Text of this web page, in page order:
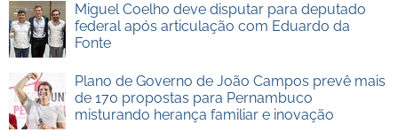
Miguel Coelho deve disputar para deputado
federal após articulação com Eduardo da
Fonte
Plano de Governo de João Campos prevê mais
de 170 propostas para Pernambuco
misturando herança familiar e inovação